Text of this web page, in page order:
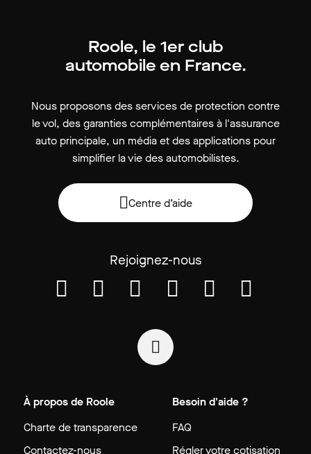
Roole, le 1er club
automobile en France.
Nous proposons des services de protection contre
le vol, des garanties complémentaires à l'assurance
auto principale, un média et des applications pour
simplifier la vie des automobilistes.
Centre d’aide
Rejoignez-nous
À propos de Roole
Charte de transparence
Contactez-nous
Besoin d'aide ?
FAQ
Régler votre cotisation